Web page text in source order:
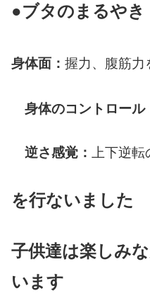
●ブタのまるやき
身体面： 握力、腹筋力
身体のコントロール
逆さ感覚： 上下逆転
を行ないました
子供達は楽しみ
います